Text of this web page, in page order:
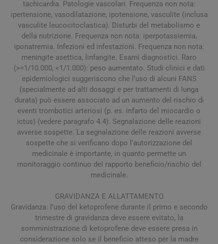
tachicardia. Patologie vascolari. Frequenza non nota:
ipertensione, vasodilatazione, ipotensione, vasculite (inclusa
vasculite leucocitoclastica). Disturbi del metabolismo e
della nutrizione. Frequenza non nota: iperpotassiemia,
iponatremia. Infezioni ed infestazioni. Frequenza non nota:
meningite asettica, linfangite. Esami diagnostici. Raro
(>=1/10.000, <1/1.000): peso aumentato. Studi clinici e dati
epidemiologici suggeriscono che l'uso di alcuni FANS
(specialmente ad alti dosaggi e per trattamenti di lunga
durata) può essere associato ad un aumento del rischio di
eventi trombotici arteriosi (p. es. infarto del miocardio o
ictus) (vedere paragrafo 4.4). Segnalazione delle reazioni
avverse sospette. La segnalazione delle reazioni avverse
sospette che si verificano dopo l'autorizzazione del
medicinale è importante, in quanto permette un
monitoraggio continuo del rapporto beneficio/rischio del
medicinale.
GRAVIDANZA E ALLATTAMENTO
Gravidanza: l'uso del ketoprofene durante il primo e secondo
trimestre di gravidanza deve essere evitato, la
somministrazione di ketoprofene deve essere presa in
considerazione solo se il beneficio atteso per la madre